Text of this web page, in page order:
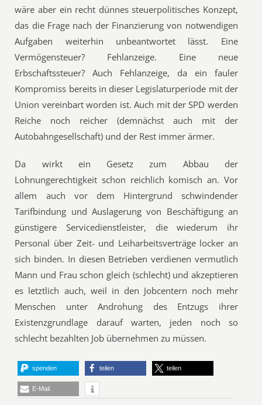
wäre aber ein recht dünnes steuerpolitisches Konzept,
das die Frage nach der Finanzierung von notwendigen
Aufgaben weiterhin unbeantwortet lässt. Eine
Vermögensteuer? Fehlanzeige. Eine neue
Erbschaftssteuer? Auch Fehlanzeige, da ein fauler
Kompromiss bereits in dieser Legislaturperiode mit der
Union vereinbart worden ist. Auch mit der SPD werden
Reiche noch reicher (demnächst auch mit der
Autobahngesellschaft) und der Rest immer ärmer.
Da wirkt ein Gesetz zum Abbau der
Lohnungerechtigkeit schon reichlich komisch an. Vor
allem auch vor dem Hintergrund schwindender
Tarifbindung und Auslagerung von Beschäftigung an
günstigere Servicedienstleister, die wiederum ihr
Personal über Zeit- und Leiharbeitsverträge locker an
sich binden. In diesen Betrieben verdienen vermutlich
Mann und Frau schon gleich (schlecht) und akzeptieren
es letztlich auch, weil in den Jobcentern noch mehr
Menschen unter Androhung des Entzugs ihrer
Existenzgrundlage darauf warten, jeden noch so
schlecht bezahlten Job übernehmen zu müssen.
spenden teilen teilen
E-Mail